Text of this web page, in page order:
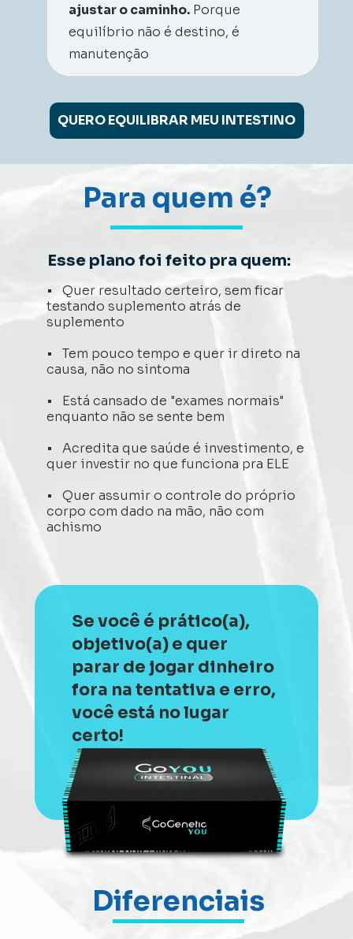
ajustar o caminho. Porque
equilíbrio não é destino, é
manutenção
QUERO EQUILIBRAR MEU INTESTINO
Para quem é?
Esse plano foi feito pra quem:
Se você é prático(a),
objetivo(a) e quer
parar de jogar dinheiro
fora na tentativa e erro,
você está no lugar
certo!
•   Quer resultado certeiro, sem ficar
testando suplemento atrás de
suplemento
•   Tem pouco tempo e quer ir direto na
causa, não no sintoma
•   Está cansado de "exames normais"
enquanto não se sente bem
•   Acredita que saúde é investimento, e
quer investir no que funciona pra ELE
•   Quer assumir o controle do próprio
corpo com dado na mão, não com
achismo
Diferenciais